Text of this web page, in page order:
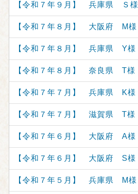
【令和７年９月】 兵庫県 Ｓ様
【令和７年８月】 大阪府 M様
【令和７年８月】 兵庫県 Y様
【令和７年８月】 奈良県 T様
【令和７年７月】 兵庫県 K様
【令和７年７月】 滋賀県 T様
【令和７年６月】 大阪府 A様
【令和７年６月】 大阪府 S様
【令和７年５月】 兵庫県 M様